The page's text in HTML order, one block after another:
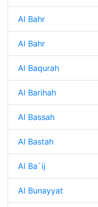
Al Bahr
Al Bahr
Al Baqurah
Al Barihah
Al Bassah
Al Bastah
Al Ba`ij
Al Bunayyat